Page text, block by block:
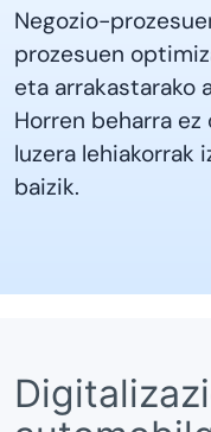
Negozio-
prozesuen
eta arrakastarako
Horren beharra ez
luzera lehiakorrak
baizik.